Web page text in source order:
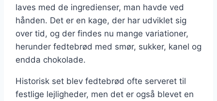
laves med de ingredienser, man havde ved
hånden. Det er en kage, der har udviklet sig
over tid, og der findes nu mange variationer,
herunder fedtebrød med smør, sukker, kanel og
endda chokolade.
Historisk set blev fedtebrød ofte serveret til
festlige lejligheder, men det er også blevet en